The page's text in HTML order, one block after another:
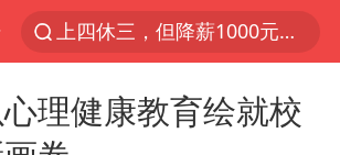
上四休三，但降薪1000元，你接受吗？
情侣在平潭拍日出时坠崖致一死一伤
理健康教育绘就校